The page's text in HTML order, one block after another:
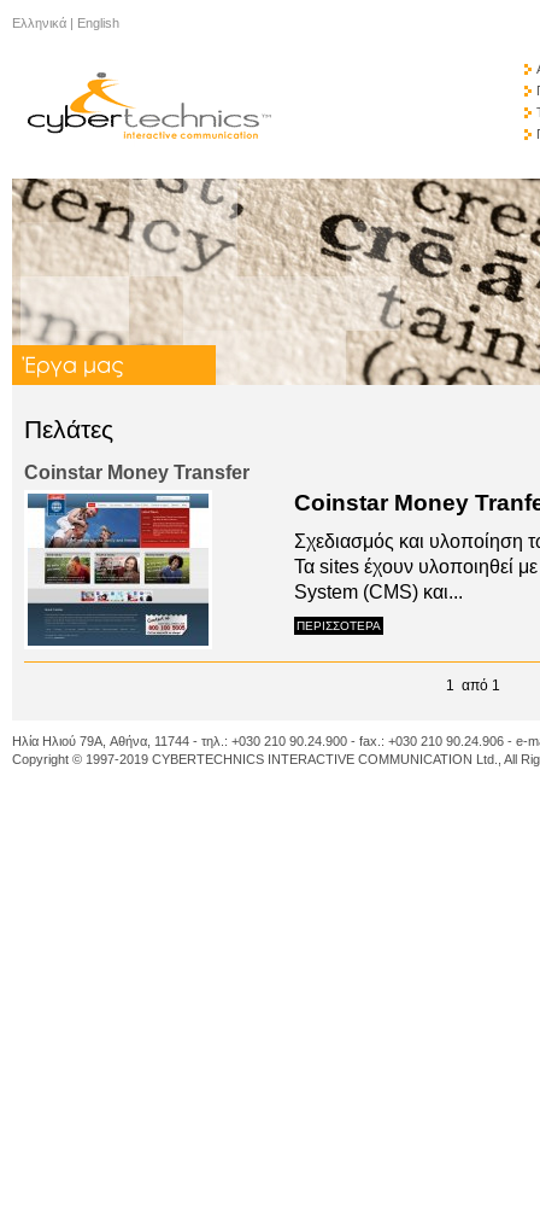
Ελληνικά | English
Πελάτες
Coinstar Money Transfer
Coinstar Money
Σχεδιασμός και υλοποίηση
Τα sites έχουν υλοποιηθεί
System (CMS) και...
ΠΕΡΙΣΣΟΤΕΡΑ
1 από 1
Ηλία Ηλιού 79A, Αθήνα, 11744 - τηλ.: +030 210 90.24.900 - fax.: +030 210 90.24.906 - e-
Copyright © 1997-2019 CYBERTECHNICS INTERACTIVE COMMUNICATION Ltd., All